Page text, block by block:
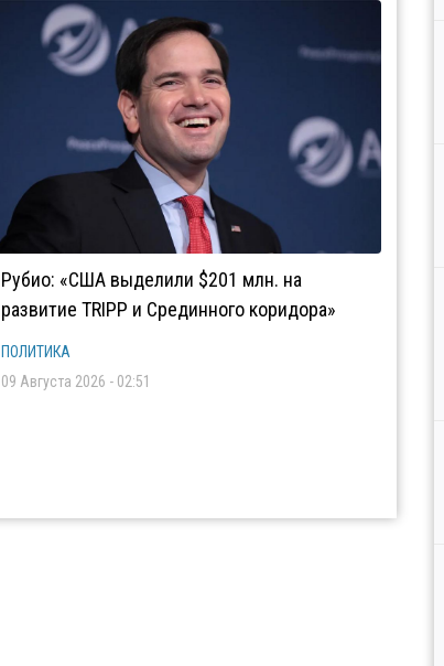
Рубио: «США выделили $201 млн. на
развитие TRIPP и Срединного коридора»
ПОЛИТИКА
09 Августа 2026 - 02:51